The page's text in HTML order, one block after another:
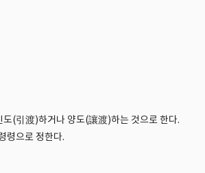
(引渡)하거나 양도(讓渡)하는 것으로 한다.
령으로 정한다.